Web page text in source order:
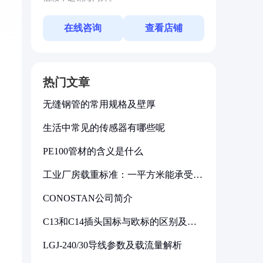
在线咨询 查看店铺
热门文章
无缝钢管的常用规格及壁厚
生活中常见的传感器有哪些呢
PE100管材的含义是什么
工业厂房载重标准：一平方米能承受多
CONOSTAN公司简介
C13和C14插头国标与欧标的区别及其
LGJ-240/30导线参数及载流量解析